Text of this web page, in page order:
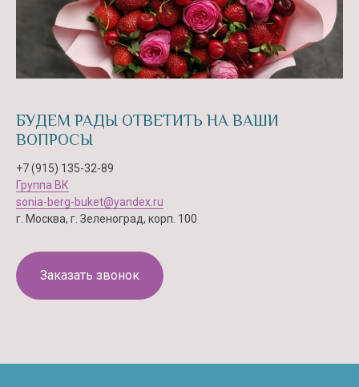
БУДЕМ РАДЫ ОТВЕТИТЬ НА ВАШИ
ВОПРОСЫ
+7 (915) 135-32-89
Группа ВК
sonia-berg-buket@yandex.ru
г. Москва, г. Зеленоград, корп. 100
Заказать звонок